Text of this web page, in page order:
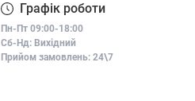
Графік роботи
Пн-Пт 09:00-18:00
Сб-Нд: Вихідний
Прийом замовлень: 24\7